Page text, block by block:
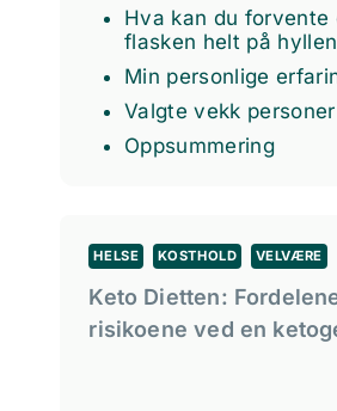
Hva kan du forvente
flasken helt på
Min personlige
Valgte vekk
Oppsummering
HELSE KOSTHOLD VELVÆRE
Keto Dietten:
risikoene ved en